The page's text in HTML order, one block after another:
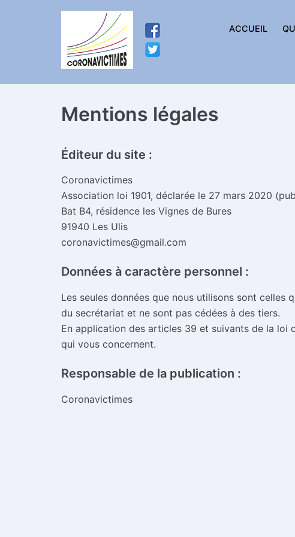
ACCUEIL
Mentions légales
Éditeur du site :
Coronavictimes
Association loi 1901, déclarée le 27 mars 2020
Bat B4, résidence les Vignes de Bures
91940 Les Ulis
coronavictimes@gmail.com
Données à caractère personnel :
Les seules données que nous utilisons sont celles
du secrétariat et ne sont pas cédées à des tiers.
En application des articles 39 et suivants de la loi
qui vous concernent.
Responsable de la publication :
Coronavictimes